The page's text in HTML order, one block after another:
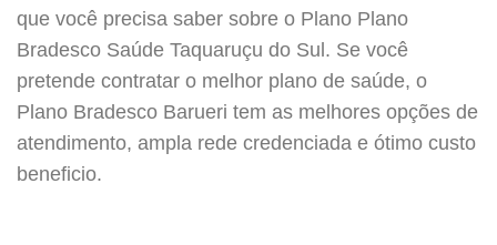
que você precisa saber sobre o Plano Plano
Bradesco Saúde Taquaruçu do Sul. Se você
pretende contratar o melhor plano de saúde, o
Plano Bradesco Barueri tem as melhores opções de
atendimento, ampla rede credenciada e ótimo custo
beneficio.